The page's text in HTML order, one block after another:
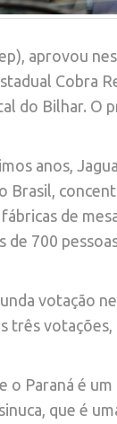
aprovou
Cobra
do Bilhar.
anos,
Brasil,
de
700
votação
três
Paraná é
que é